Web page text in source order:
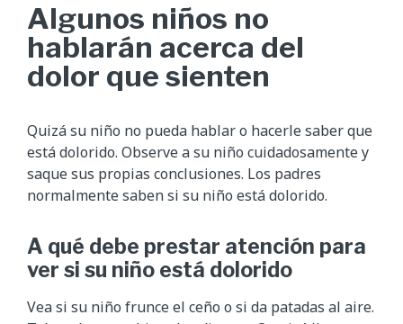
Algunos niños no
hablarán acerca del
dolor que sienten
Quizá su niño no pueda hablar o hacerle saber que
está dolorido. Observe a su niño cuidadosamente y
saque sus propias conclusiones. Los padres
normalmente saben si su niño está dolorido.
A qué debe prestar atención para
ver si su niño está dolorido
Vea si su niño frunce el ceño o si da patadas al aire.